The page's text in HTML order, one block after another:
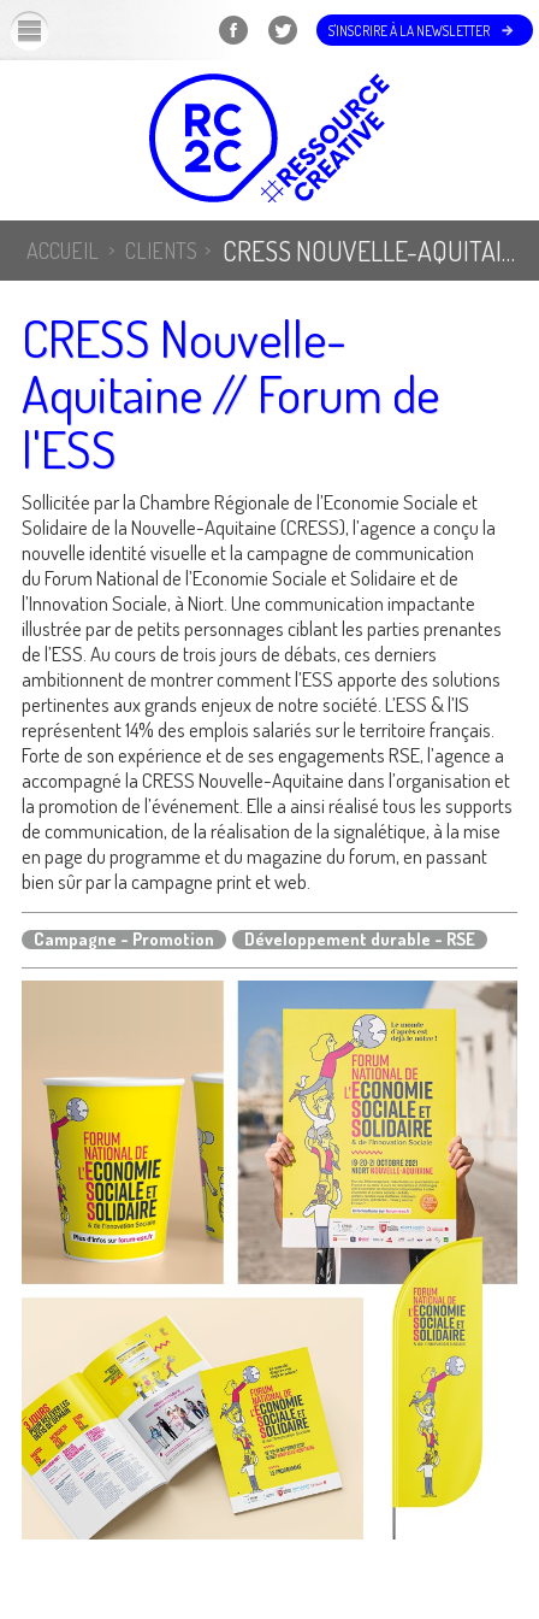
S'INSCRIRE À LA NEWSLETTER
ACCUEIL CLIENTS CRESS NOUVELLE-AQUITAINE // FORUM DE L'ESS
CRESS Nouvelle-
Aquitaine // Forum de
l'ESS
Sollicitée par la Chambre Régionale de l’Economie Sociale et
Solidaire de la Nouvelle-Aquitaine (CRESS), l’agence a conçu la
nouvelle identité visuelle et la campagne de communication
du Forum National de l’Economie Sociale et Solidaire et de
l’Innovation Sociale, à Niort. Une communication impactante
illustrée par de petits personnages ciblant les parties prenantes
de l’ESS. Au cours de trois jours de débats, ces derniers
ambitionnent de montrer comment l’ESS apporte des solutions
pertinentes aux grands enjeux de notre société. L’ESS & l’IS
représentent 14% des emplois salariés sur le territoire français.
Forte de son expérience et de ses engagements RSE, l’agence a
accompagné la CRESS Nouvelle-Aquitaine dans l’organisation et
la promotion de l’événement. Elle a ainsi réalisé tous les supports
de communication, de la réalisation de la signalétique, à la mise
en page du programme et du magazine du forum, en passant
bien sûr par la campagne print et web.
Campagne - Promotion Développement durable - RSE